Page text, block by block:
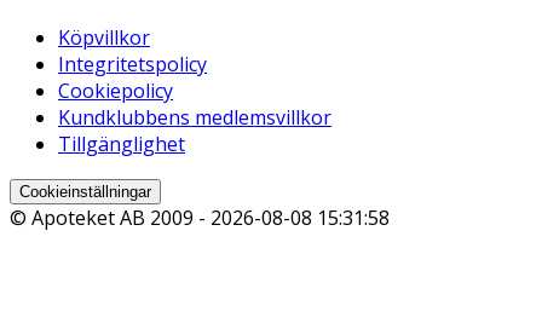
Köpvillkor
Integritetspolicy
Cookiepolicy
Kundklubbens medlemsvillkor
Tillgänglighet
Cookieinställningar
© Apoteket AB 2009 - 2026-08-08 15:31:58